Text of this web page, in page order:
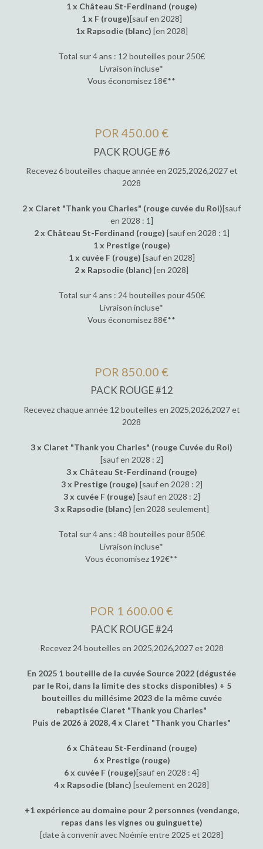
1 x Château St-Ferdinand (rouge)
1 x F (rouge)[sauf en 2028]
1x Rapsodie (blanc) [en 2028]
Total sur 4 ans : 12 bouteilles pour 250€
Livraison incluse*
Vous économisez 18€**
POR 450.00 €
PACK ROUGE #6
Recevez 6 bouteilles chaque année en 2025,2026,2027 et
2028
2 x Claret "Thank you Charles" (rouge cuvée du Roi)[sauf
en 2028 : 1]
2 x Château St-Ferdinand (rouge) [sauf en 2028 : 1]
1 x Prestige (rouge)
1 x cuvée F (rouge) [sauf en 2028]
2 x Rapsodie (blanc) [en 2028]
Total sur 4 ans : 24 bouteilles pour 450€
Livraison incluse*
Vous économisez 88€**
POR 850.00 €
PACK ROUGE #12
Recevez chaque année 12 bouteilles en 2025,2026,2027 et
2028
3 x Claret "Thank you Charles" (rouge Cuvée du Roi)
[sauf en 2028 : 2]
3 x Château St-Ferdinand (rouge)
3 x Prestige (rouge) [sauf en 2028 : 2]
3 x cuvée F (rouge) [sauf en 2028 : 2]
3 x Rapsodie (blanc) [en 2028 seulement]
Total sur 4 ans : 48 bouteilles pour 850€
Livraison incluse*
Vous économisez 192€**
POR 1 600.00 €
PACK ROUGE #24
Recevez 24 bouteilles en 2025,2026,2027 et 2028
En 2025 1 bouteille de la cuvée Source 2022 (dégustée
par le Roi, dans la limite des stocks disponibles) + 5
bouteilles du millésime 2023 de la même cuvée
rebaptisée Claret "Thank you Charles"
Puis de 2026 à 2028, 4 x Claret "Thank you Charles"
6 x Château St-Ferdinand (rouge)
6 x Prestige (rouge)
6 x cuvée F (rouge)[sauf en 2028 : 4]
4 x Rapsodie (blanc) [seulement en 2028]
+1 expérience au domaine pour 2 personnes (vendange,
repas dans les vignes ou guinguette)
[date à convenir avec Noémie entre 2025 et 2028]